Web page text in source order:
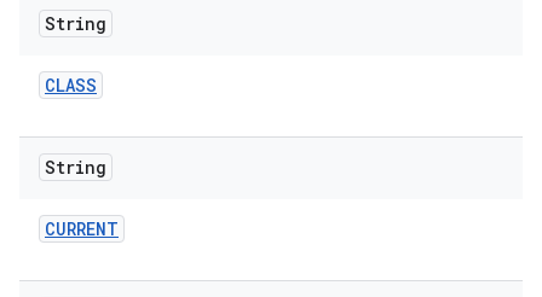
String
CLASS
String
CURRENT